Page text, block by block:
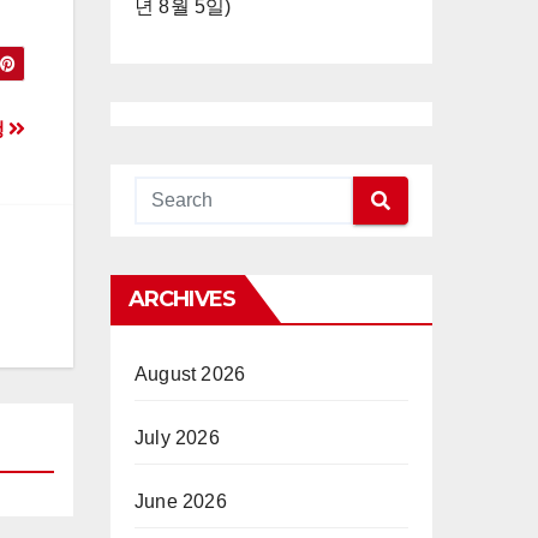
년 8월 5일)
ARCHIVES
August 2026
July 2026
June 2026